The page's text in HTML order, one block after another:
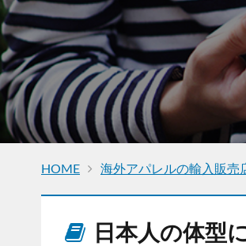
HOME 海外アパレルの輸入販売
日本人の体型